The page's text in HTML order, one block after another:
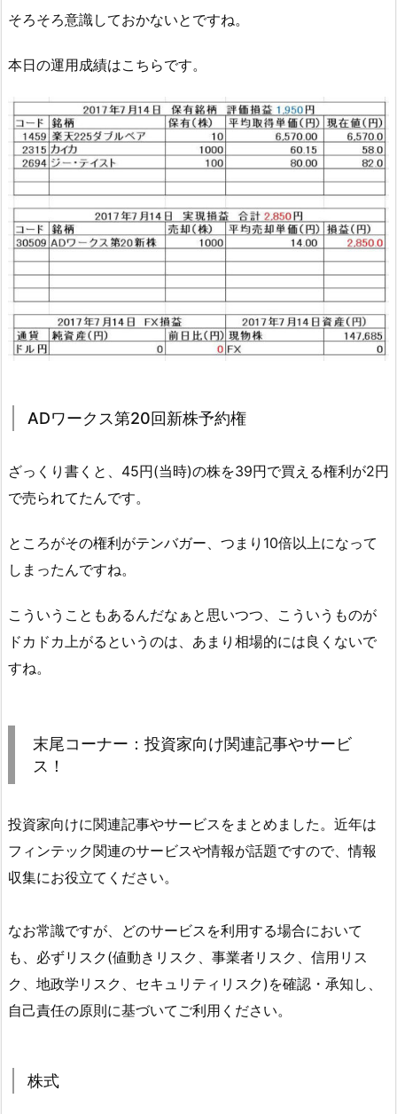
そろそろ意識しておかないとですね。
本日の運用成績はこちらです。
ADワークス第20回新株予約権
ざっくり書くと、45円(当時)の株を39円で買える権利が2円
で売られてたんです。
ところがその権利がテンバガー、つまり10倍以上になって
しまったんですね。
こういうこともあるんだなぁと思いつつ、こういうものが
ドカドカ上がるというのは、あまり相場的には良くないで
すね。
末尾コーナー：投資家向け関連記事やサービ
ス！
投資家向けに関連記事やサービスをまとめました。近年は
フィンテック関連のサービスや情報が話題ですので、情報
収集にお役立てください。
なお常識ですが、どのサービスを利用する場合において
も、必ずリスク(値動きリスク、事業者リスク、信用リス
ク、地政学リスク、セキュリティリスク)を確認・承知し、
自己責任の原則に基づいてご利用ください。
株式